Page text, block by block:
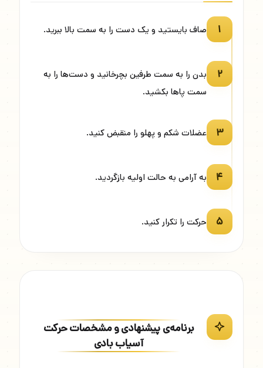
۱ صاف بایستید و یک دست را به سمت بالا ببرید.
۲
بدن را به سمت طرفین بچرخانید و دست‌ها را به
سمت پاها بکشید.
۳ عضلات شکم و پهلو را منقبض کنید.
۴ به آرامی به حالت اولیه بازگردید.
۵ حرکت را تکرار کنید.
برنامه‌ی پیشنهادی و مشخصات حرکت
آسیاب بادی